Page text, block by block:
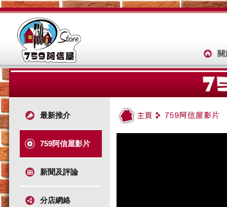
最新推介
759阿信屋影片
新聞及評論
分店網絡